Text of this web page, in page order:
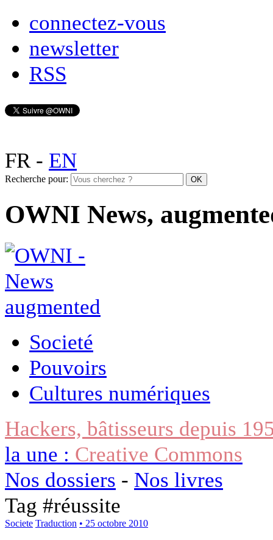
connectez-vous
newsletter
RSS
FR- EN
Recherche pour:
OWNI News,
Societé
Pouvoirs
Cultures numériques
Hackers, bâtisseurs depuis
la une : Creative Commons
Nos dossiers - Nos livres
Tag #réussite
Societe Traduction • 25 octobre 2010